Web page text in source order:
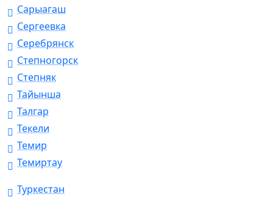
Сарыагаш
Сергеевка
Серебрянск
Степногорск
Степняк
Тайынша
Талгар
Текели
Темир
Темиртау
Туркестан